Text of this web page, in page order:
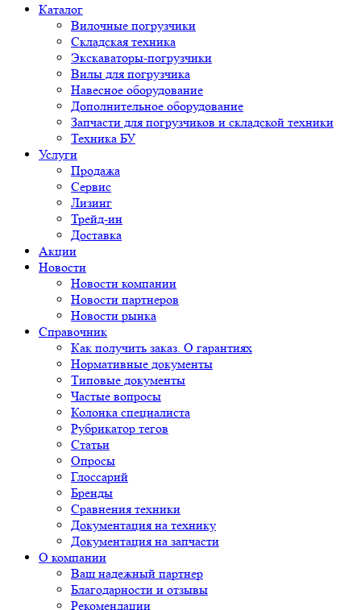
Каталог
Вилочные погрузчики
Складская техника
Экскаваторы-погрузчики
Вилы для погрузчика
Навесное оборудование
Дополнительное оборудование
Запчасти для погрузчиков и складской техники
Техника БУ
Услуги
Продажа
Сервис
Лизинг
Трейд-ин
Доставка
Акции
Новости
Новости компании
Новости партнеров
Новости рынка
Справочник
Как получить заказ. О гарантиях
Нормативные документы
Типовые документы
Частые вопросы
Колонка специалиста
Рубрикатор тегов
Статьи
Опросы
Глоссарий
Бренды
Сравнения техники
Документация на технику
Документация на запчасти
О компании
Ваш надежный партнер
Благодарности и отзывы
Рекомендации